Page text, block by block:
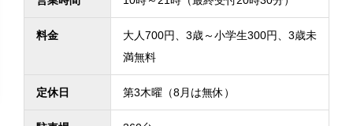
料金
大人700円、3歳～小学生300円、3歳未
満無料
定休日 第3木曜（8月は無休）